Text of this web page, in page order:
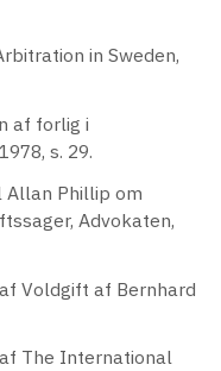
in Sweden,
af forlig i
s. 29.
Allan Phillip om
Advokaten,
Voldgift af Bernhard
The International